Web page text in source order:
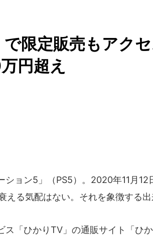
限定販売もアク
円超え
ョン5」（PS5）。2020年11月12
える気配はない。それを象徴する出
「ひかりTV」の通販サイト「ひか